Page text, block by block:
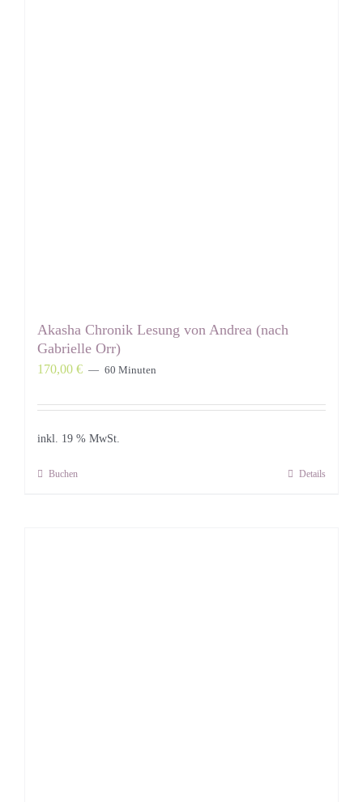
Akasha Chronik Lesung von Andrea (nach
Gabrielle Orr)
170,00 € 60 Minuten
inkl. 19 % MwSt.
Buchen Details